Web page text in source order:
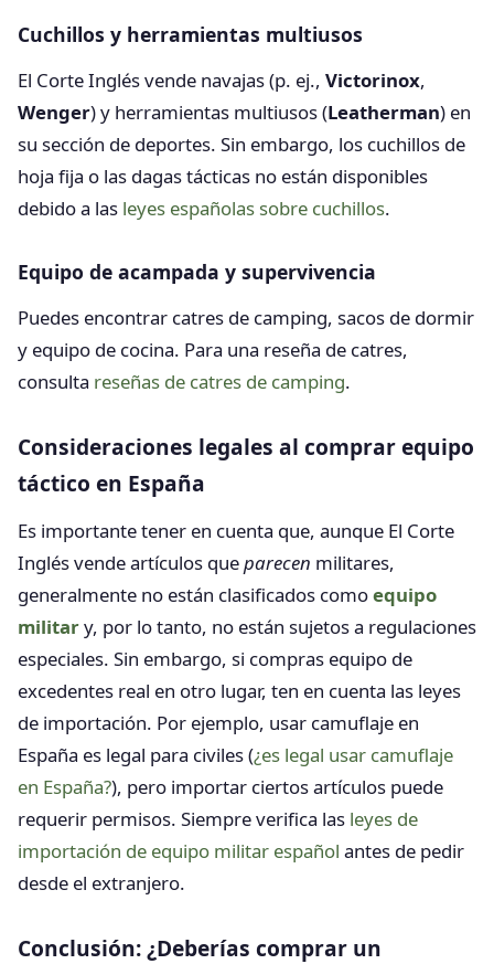
Cuchillos y herramientas multiusos
El Corte Inglés vende navajas (p. ej., Victorinox,
Wenger) y herramientas multiusos (Leatherman) en
su sección de deportes. Sin embargo, los cuchillos de
hoja fija o las dagas tácticas no están disponibles
debido a las leyes españolas sobre cuchillos.
Equipo de acampada y supervivencia
Puedes encontrar catres de camping, sacos de dormir
y equipo de cocina. Para una reseña de catres,
consulta reseñas de catres de camping.
Consideraciones legales al comprar equipo
táctico en España
Es importante tener en cuenta que, aunque El Corte
Inglés vende artículos queparecen militares,
generalmente no están clasificados comoequipo
military, por lo tanto, no están sujetos a regulaciones
especiales. Sin embargo, si compras equipo de
excedentes real en otro lugar, ten en cuenta las leyes
de importación. Por ejemplo, usar camuflaje en
España es legal para civiles (¿es legal usar camuflaje
en España?), pero importar ciertos artículos puede
requerir permisos. Siempre verifica las leyes de
importación de equipo militar español antes de pedir
desde el extranjero.
Conclusión: ¿Deberías comprar un